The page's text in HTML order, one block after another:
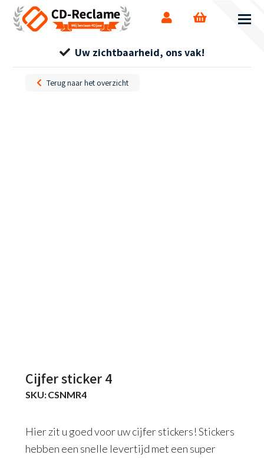
Uw zichtbaarheid, ons vak!
Terug naar het overzicht
Cijfer sticker 4
SKU:CSNMR4
Hier zit u goed voor uw cijfer stickers! Stickers
hebben een snelle levertijd met een super